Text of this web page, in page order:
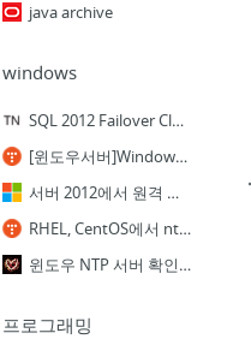
java archive
windows
SQL 2012 Failover Cluster Build
[윈도우서버]Windows Server NTP 설정 가이드
서버 2012에서 원격 세션 개수 제한 설정 방법
RHEL, CentOS에서 ntp 서버 설정하기(사설망 내부 서버들의 시간 동기화)
윈도우 NTP 서버 확인 명령어 (시간동기화)
프로그래밍